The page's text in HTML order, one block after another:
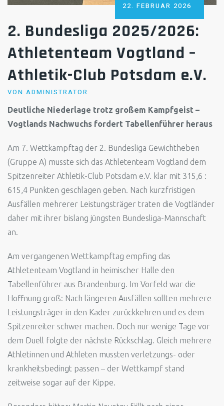
2. Bundesliga 2025/2026:
Athletenteam Vogtland –
Athletik-Club Potsdam e.V.
POSTED
ON
22. FEBRUAR 2026
VON ADMINISTRATOR
Deutliche Niederlage trotz großem Kampfgeist –
Vogtlands Nachwuchs fordert Tabellenführer heraus
Am 7. Wettkampftag der 2. Bundesliga Gewichtheben
(Gruppe A) musste sich das Athletenteam Vogtland dem
Spitzenreiter Athletik-Club Potsdam e.V. klar mit 315,6 :
615,4 Punkten geschlagen geben. Nach kurzfristigen
Ausfällen mehrerer Leistungsträger traten die Vogtländer
daher mit ihrer bislang jüngsten Bundesliga-Mannschaft
an.
Am vergangenen Wettkampftag empfing das
Athletenteam Vogtland in heimischer Halle den
Tabellenführer aus Brandenburg. Im Vorfeld war die
Hoffnung groß: Nach längeren Ausfällen sollten mehrere
Leistungsträger in den Kader zurückkehren und es dem
Spitzenreiter schwer machen. Doch nur wenige Tage vor
dem Duell folgte der nächste Rückschlag. Gleich mehrere
Athletinnen und Athleten mussten verletzungs- oder
krankheitsbedingt passen – der Wettkampf stand
zeitweise sogar auf der Kippe.